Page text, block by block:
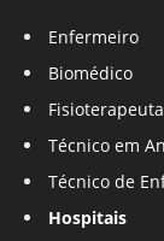
Enfermeiro
Biomédico
Fisioterapeuta
Técnico em
Técnico de
Hospitais